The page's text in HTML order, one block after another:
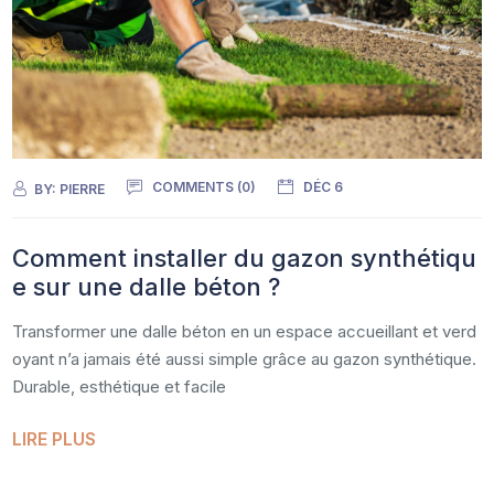
BY: PIERRE COMMENTS (0) DÉC 6
Comment installer du gazon synthétiqu
e sur une dalle béton ?
Transformer une dalle béton en un espace accueillant et verd
oyant n’a jamais été aussi simple grâce au gazon synthétique.
Durable, esthétique et facile
LIRE PLUS